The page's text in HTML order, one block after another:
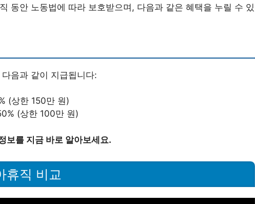
동안 노동법에 따라 보호받으며, 다음과 같은 혜택을 누릴 수 있
음과 같이 지급됩니다:
(상한 150만 원)
(상한 100만 원)
보를 지금 바로 알아보세요.
휴직 비교